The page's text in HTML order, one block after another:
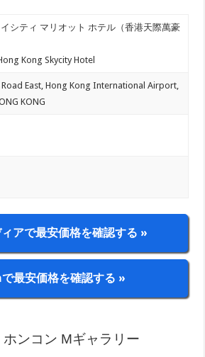
シティ マリオット ホテル（香港天際萬豪
Kong Skycity Hotel
Road East, Hong Kong International Airport,
KONG
アで最安価格を確認する »
最安価格を確認する »
ンコン Mギャラリー